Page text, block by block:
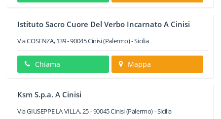
Istituto Sacro Cuore Del Verbo Incarnato A Cinisi
Via COSENZA, 139-90045Cinisi(Palermo) -Sicilia
Chiama Mappa
Ksm S.p.a. A Cinisi
Via GIUSEPPE LA VILLA, 25-90045Cinisi(Palermo) -Sicilia